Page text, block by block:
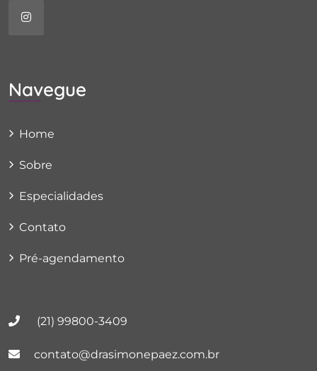
Navegue
Home
Sobre
Especialidades
Contato
Pré-agendamento
(21) 99800-3409
contato@drasimonepaez.com.br